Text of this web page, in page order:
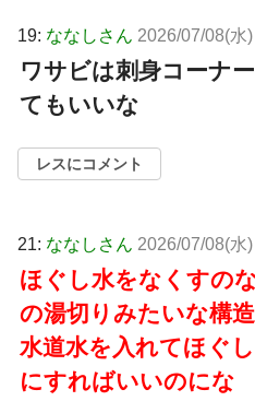
19: ななしさん 2026/07/08(水
ワサビは刺身コーナ
てもいいな
レスにコメント
21: ななしさん 2026/07/08(水
ほぐし水をなくすの
の湯切りみたいな構
水道水を入れてほぐ
にすればいいのにな